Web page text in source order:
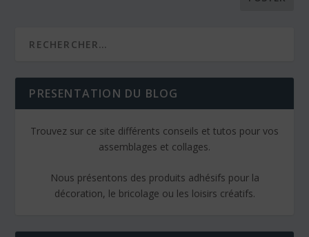
PRESENTATION DU BLOG
Trouvez sur ce site différents conseils et tutos pour vos
assemblages et collages.
Nous présentons des produits adhésifs pour la
décoration, le bricolage ou les loisirs créatifs.